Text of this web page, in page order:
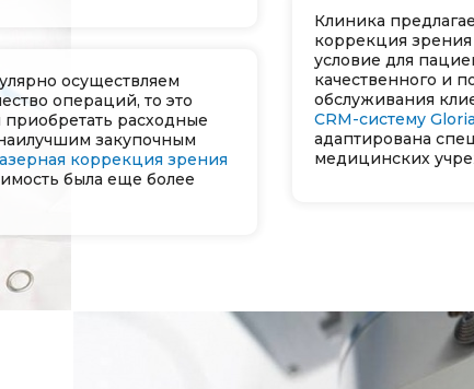
осуществляем
операций, то это
расходные
закупочным
коррекция зрения
была еще более
Клиника
коррекция
условие для
качественного и
обслуживания
CRM-систему
адаптирована
медицинских